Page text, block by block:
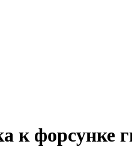
к форсунке